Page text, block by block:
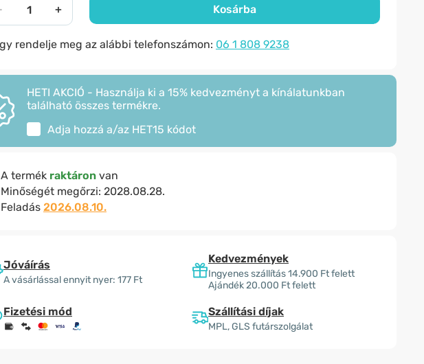
+ Kosárba
rendelje meg az alábbi telefonszámon: 06 1 808 9238
HETI AKCIÓ - Használja ki a 15% kedvezményt a kínálatunkban
található összes termékre.
Adja hozzá a/az HET15 kódot
A termék raktáron van
Minőségét megőrzi: 2028.08.28.
Feladás 2026.08.10.
Jóváírás
A vásárlással ennyit nyer: 177 Ft
Kedvezmények
Ingyenes szállítás 14.900 Ft felett
Ajándék 20.000 Ft felett
Fizetési mód Szállítási díjak
MPL, GLS futárszolgálat